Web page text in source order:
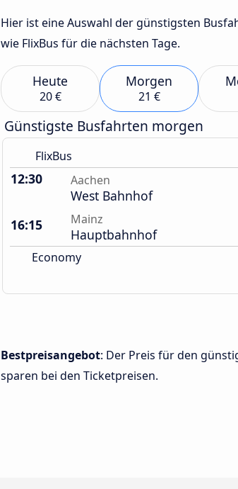
Hier ist eine Auswahl der günstigsten
wie FlixBus für die nächsten Tage.
Heute
20 €
Morgen
21 €
Günstigste Busfahrten morgen
FlixBus
12:30 Aachen
West Bahnhof
16:15
Mainz
Hauptbahnhof
Economy
Bestpreisangebot: Der Preis für den
sparen bei den Ticketpreisen.